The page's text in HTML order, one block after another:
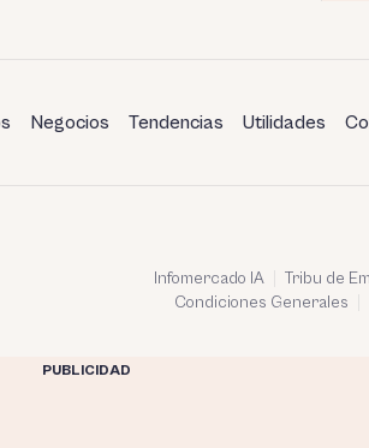
Negocios Tendencias Utilidades
Infomercado IA Tribu de
Condiciones Generales
PUBLICIDAD